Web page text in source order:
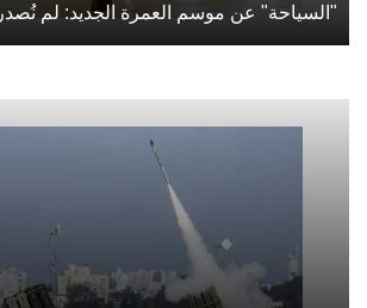
"السياحة" عن موسم العمرة الجديد: لم نُصدر